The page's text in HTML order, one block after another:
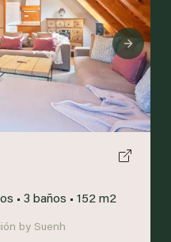
Next
• 3 baños • 152 m2
by Suenh